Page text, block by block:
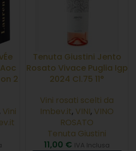
2
Vini
Tenuta Giustini Jento
Rosato Vivace Puglia Igp
2024 Cl.75 11°
Vini rosati scelti da
Imbev.it, VINI, VINO
ROSATO
Tenuta Giustini
11,00 € IVA Inclusa